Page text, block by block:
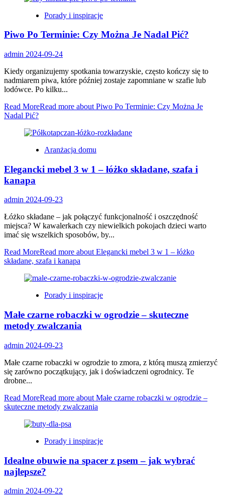
Porady i inspiracje
Piwo Po Terminie: Czy Można Je Nadal Pić?
admin 2024-09-24
Kiedy organizujemy spotkania towarzyskie, często kończy się to
nadmiarem piwa, które później zostaje zapomniane w szafie lub
lodówce. Po kilku...
Read MoreRead more about Piwo Po Terminie: Czy Można Je
Nadal Pić?
Aranżacja domu
Elegancki mebel 3 w 1 – łóżko składane, szafa i
kanapa
admin 2024-09-23
Łóżko składane – jak połączyć funkcjonalność i oszczędność
miejsca? W kawalerkach czy niewielkich pokojach dzieci warto
imać się wszelkich sposobów, by...
Read MoreRead more about Elegancki mebel 3 w 1 – łóżko
składane, szafa i kanapa
Porady i inspiracje
Małe czarne robaczki w ogrodzie – skuteczne
metody zwalczania
admin 2024-09-23
Małe czarne robaczki w ogrodzie to zmora, z którą muszą zmierzyć
się zarówno początkujący, jak i doświadczeni ogrodnicy. Te
drobne...
Read MoreRead more about Małe czarne robaczki w ogrodzie –
skuteczne metody zwalczania
Porady i inspiracje
Idealne obuwie na spacer z psem – jak wybrać
najlepsze?
admin 2024-09-22